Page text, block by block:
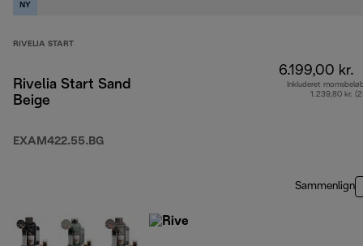
NY
RIVELIA START
Rivelia Start Sand
Beige
EXAM422.55.BG
6.199,00 kr.
Inkluderet
1.239,80 kr.
Sammenlign